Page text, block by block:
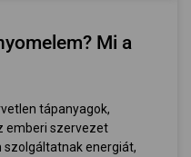
Mi a
tápanyagok,
emberi szervezet
energiát,